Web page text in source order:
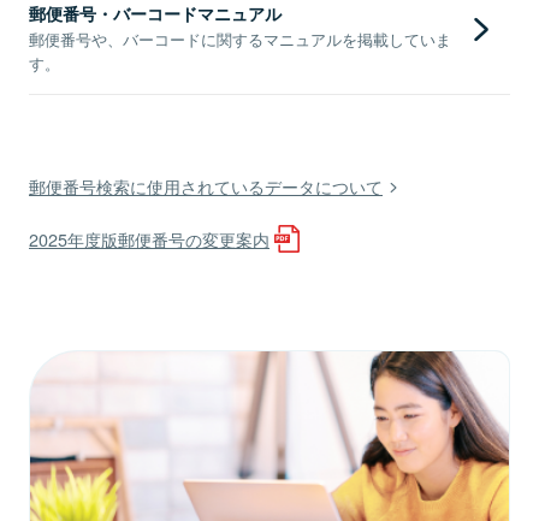
郵便番号・バーコードマニュアル
郵便番号や、バーコードに関するマニュアルを掲載していま
す。
郵便番号検索に使用されているデータについて
2025年度版郵便番号の変更案内